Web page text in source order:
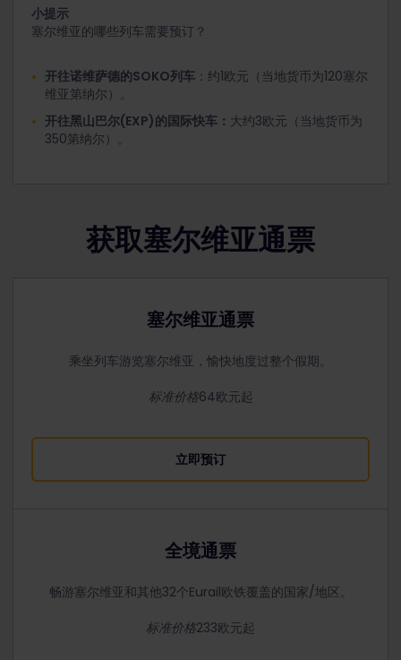
小提示
塞尔维亚的哪些列车需要预订？
开往诺维萨德的SOKO列车 ：约1欧元（当地货币为120塞尔
维亚第纳尔）。
开往黑山巴尔(EXP)的国际快车： 大约3欧元（当地货币为
350第纳尔）。
获取塞尔维亚通票
塞尔维亚通票
乘坐列车游览塞尔维亚，愉快地度过整个假期。
标准价格64欧元起
立即预订
全境通票
畅游塞尔维亚和其他32个Eurail欧铁覆盖的国家/地区。
标准价格233欧元起